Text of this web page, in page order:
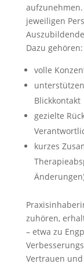
jeweiligen
Dazu gehören:
volle
Blickkontakt
gezielte
kurzes
zuhören,
– etwa zu
Vertrauen und